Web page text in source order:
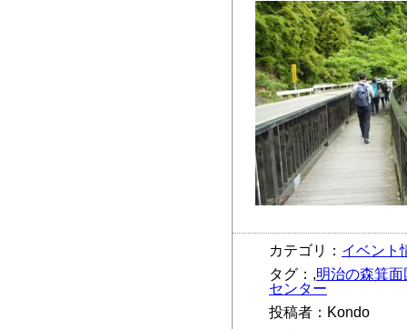
カテゴリ： イベント
タグ：,明治の森箕
センター
投稿者：Kondo